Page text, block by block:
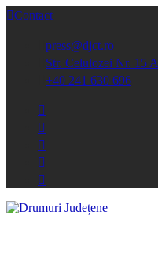
Contact
press@djct.ro
Str. Celulozei Nr. 15 A
+40 241 630 696